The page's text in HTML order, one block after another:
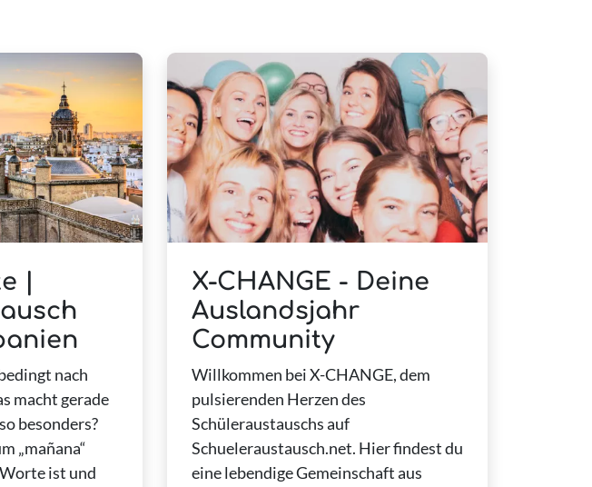
|
nach
macht gerade
besonders?
„mañana“
ist und
X-CHANGE - Deine
Auslandsjahr
Community
Willkommen bei X-CHANGE, dem
pulsierenden Herzen des
Schüleraustauschs auf
Schueleraustausch.net. Hier findest du
eine lebendige Gemeinschaft aus